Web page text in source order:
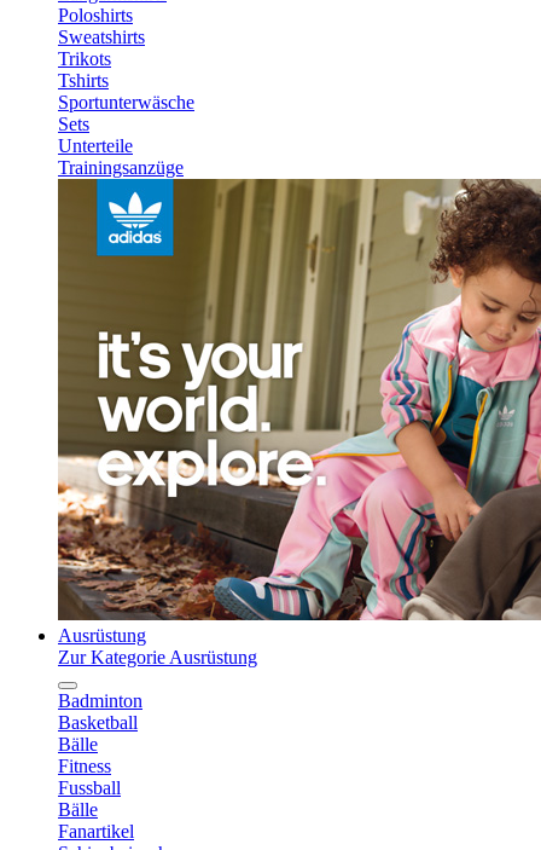
Poloshirts
Sweatshirts
Trikots
Tshirts
Sportunterwäsche
Sets
Unterteile
Trainingsanzüge
Ausrüstung
Zur Kategorie Ausrüstung
Badminton
Basketball
Bälle
Fitness
Fussball
Bälle
Fanartikel